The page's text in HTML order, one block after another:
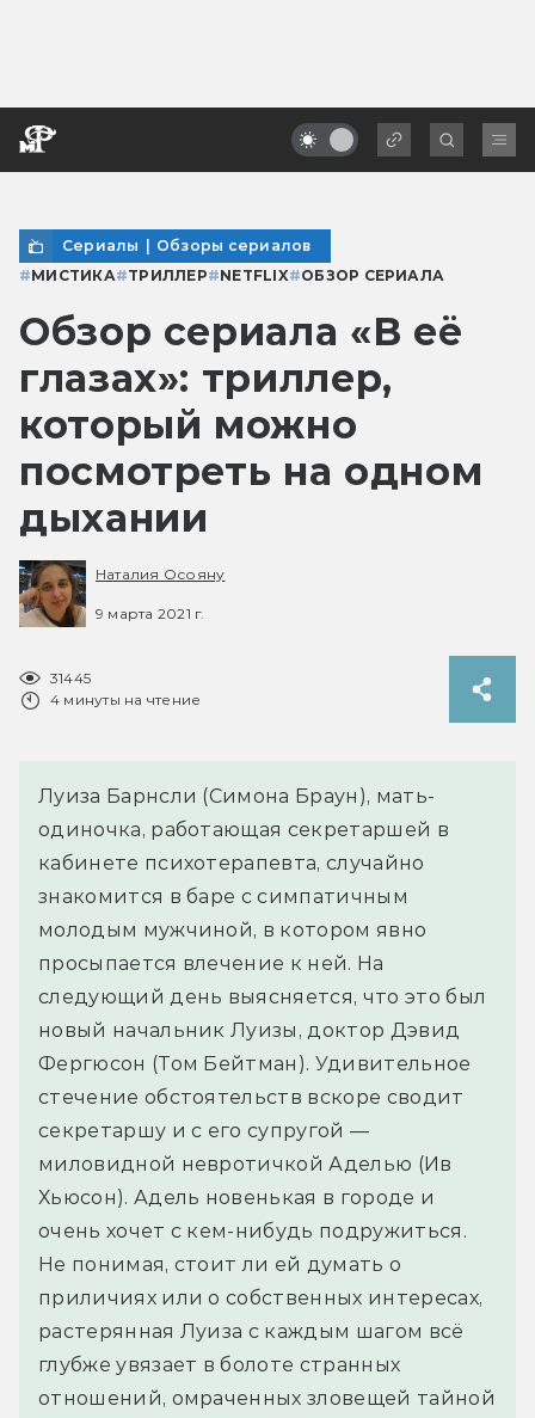
Сериалы | Обзоры сериалов
#МИСТИКА#ТРИЛЛЕР#NETFLIX#ОБЗОР СЕРИАЛА
Обзор сериала «В её
глазах»: триллер,
который можно
посмотреть на одном
дыхании
Наталия Осояну
9 марта 2021 г.
31445
4 минуты на чтение
Луиза Барнсли (Симона Браун), мать-
одиночка, работающая секретаршей в
кабинете психотерапевта, случайно
знакомится в баре с симпатичным
молодым мужчиной, в котором явно
просыпается влечение к ней. На
следующий день выясняется, что это был
новый начальник Луизы, доктор Дэвид
Фергюсон (Том Бейтман). Удивительное
стечение обстоятельств вскоре сводит
секретаршу и с его супругой —
миловидной невротичкой Аделью (Ив
Хьюсон). Адель новенькая в городе и
очень хочет с кем-нибудь подружиться.
Не понимая, стоит ли ей думать о
приличиях или о собственных интересах,
растерянная Луиза с каждым шагом всё
глубже увязает в болоте странных
отношений, омраченных зловещей тайной